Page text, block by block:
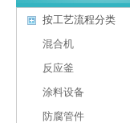
按工艺流程分类
混合机
反应釜
涂料设备
防腐管件